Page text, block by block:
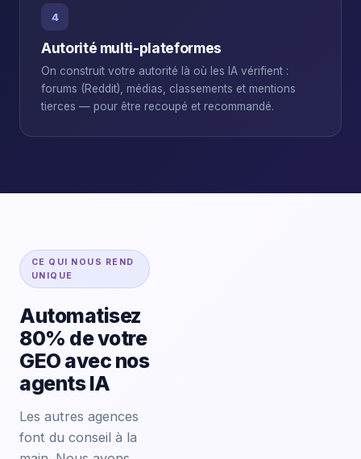
4
Autorité multi-plateformes
On construit votre autorité là où les IA vérifient :
forums (Reddit), médias, classements et mentions
tierces — pour être recoupé et recommandé.
CE QUI NOUS REND
UNIQUE
Automatisez
80% de votre
GEO avec nos
agents IA
Les autres agences
font du conseil à la